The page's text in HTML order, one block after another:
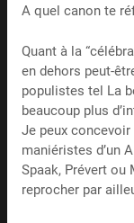
A quel canon te
Quant à la
en dehors peut-
populistes tel La
beaucoup plus
Je peux
maniéristes d’un
Spaak, Prévert ou
reprocher par